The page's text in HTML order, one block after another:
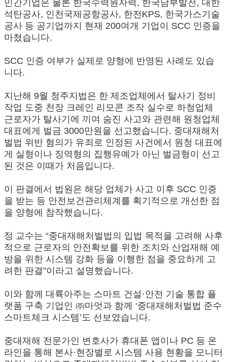
민간기업은 물론 한국수력원자력, 한국남부발전, 대한
석탄공사, 인천국제공항공사, 한전KPS, 한국가스기술
공사 등 공기업까지 현재 200여개 기업이 SCC 인증을
마쳤습니다.
SCC 인증 여부가 실제로 양형에 반영된 사례도 있습
니다.
지난해 9월 청주지법은 한 제조업체에서 탈사기 정비
작업 도중 천장 크레인 리모콘 조작 실수로 하청업체
근로자가 탈사기에 끼여 숨진 사고와 관련해 원청업체
대표에게 벌금 3000만원을 선고했습니다. 중대재해처
벌법 위반 혐의가 유죄로 인정된 사건에서 원청 대표에
게 실형이나 징역형의 집행유예가 아닌 벌금형이 선고
된 것은 이때가 처음입니다.
이 판결에서 법원은 해당 업체가 사고 이후 SCC 인증
을 받는 등 안전보건관리체계를 획기적으로 개선한 점
을 양형에 참작했습니다.
정 교수는 “중대재해처벌법의 입법 목적을 고려해 사후
적으로 근로자의 안전확보를 위한 조치와 산업재해 예
방을 위한 시스템 강화 등을 이행한 점을 중요하게 고
려한 판결”이라고 설명했습니다.
이와 함께 대륙아주는 스마트 건설·안전 기술 통합 플
랫폼 구축 기업인 ㈜마엇과 함께 ‘중대재해처벌법 준수
스마트체크 시스템’도 선보였습니다.
중대재해 전문가인 변호사가 휴대폰 앱이나 PC 등 온
라인을 통해 본사·현장별로 시스템 사용 현황을 모니터